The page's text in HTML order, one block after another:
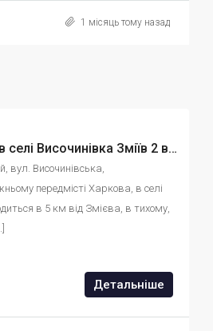
1 місяць тому назад
Продам будинок в селі Височинівка Зміїв 2 види опалення Ділянка 15 соток id:49567935689
вул. Височинівська,
передмісті Харкова, в селі
в 5 км від Змієва, в тихому,
Детальніше